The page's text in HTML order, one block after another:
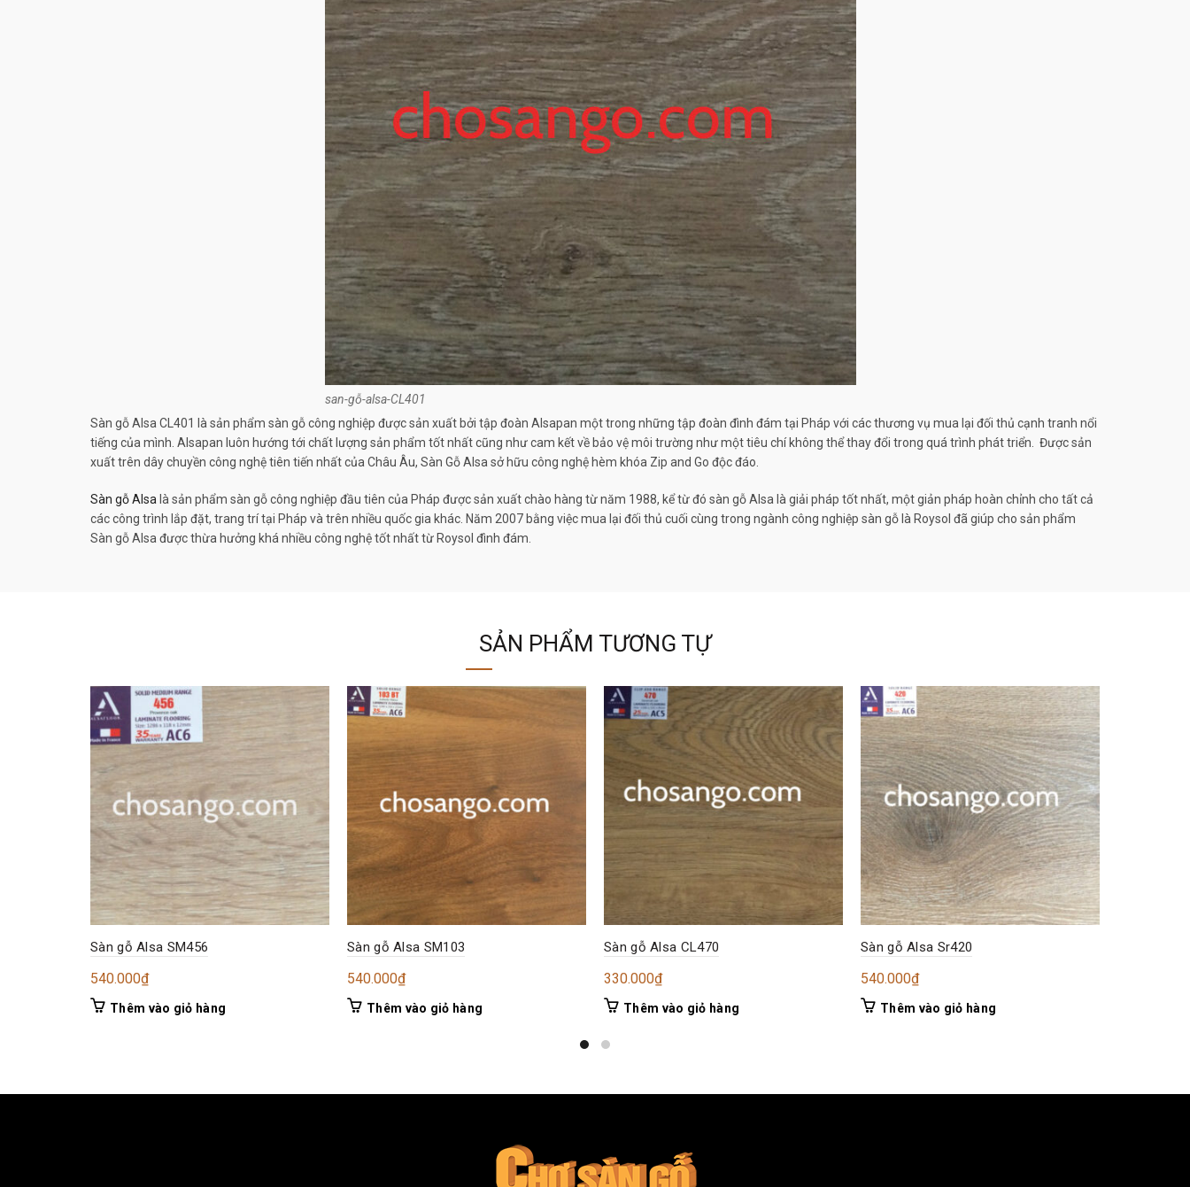
san-gỗ-alsa-CL401
Sàn gỗ Alsa CL401 là sản phẩm sàn gỗ công nghiệp được sản xuất bởi tập đoàn Alsapan một trong những tập đoàn đình đám tại Pháp với các thương vụ mua lại đối thủ cạnh tranh nổi
tiếng của mình. Alsapan luôn hướng tới chất lượng sản phẩm tốt nhất cũng như cam kết về bảo vệ môi trường như một tiêu chí không thể thay đổi trong quá trình phát triển. Được sản
xuất trên dây chuyền công nghệ tiên tiến nhất của Châu Âu, Sàn Gỗ Alsa sở hữu công nghệ hèm khóa Zip and Go độc đáo.
Sàn gỗ Alsa là sản phẩm sàn gỗ công nghiệp đầu tiên của Pháp được sản xuất chào hàng từ năm 1988, kể từ đó sàn gỗ Alsa là giải pháp tốt nhất, một giản pháp hoàn chỉnh cho tất cả
các công trình lắp đặt, trang trí tại Pháp và trên nhiều quốc gia khác. Năm 2007 bằng việc mua lại đối thủ cuối cùng trong ngành công nghiệp sàn gỗ là Roysol đã giúp cho sản phẩm
Sàn gỗ Alsa được thừa hưởng khá nhiều công nghệ tốt nhất từ Roysol đình đám.
SẢN PHẨM TƯƠNG TỰ
Sàn gỗ Alsa SM456
540.000₫
Thêm vào giỏ hàng
Sàn gỗ Alsa SM103
540.000₫
Thêm vào giỏ hàng
Sàn gỗ Alsa CL470
330.000₫
Thêm vào giỏ hàng
Sàn gỗ Alsa Sr420
540.000₫
Thêm vào giỏ hàng